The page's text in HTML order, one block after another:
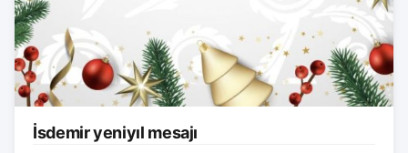
İsdemir yeniyıl mesajı